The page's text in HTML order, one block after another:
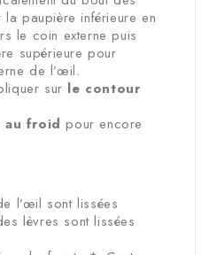
paupière inférieure en
le coin externe puis
supérieure pour
de l’œil.
sur le contour
au froid pour encore
l’œil sont lissées
lèvres sont lissées